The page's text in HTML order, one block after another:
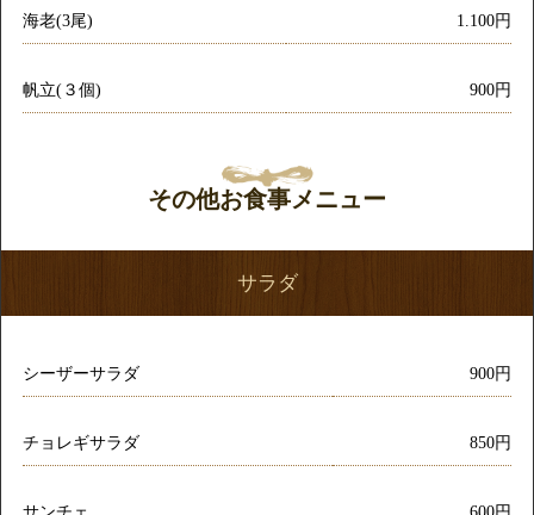
海老(3尾) 1.100円
帆立(３個) 900円
その他お食事メニュー
サラダ
シーザーサラダ 900円
チョレギサラダ 850円